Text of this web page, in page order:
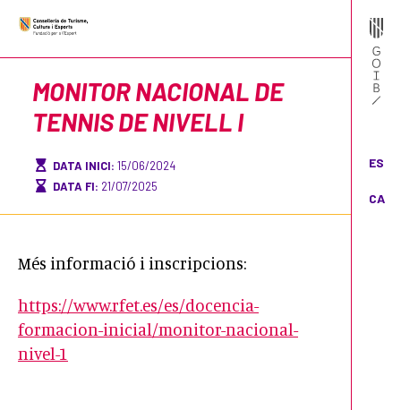
ES
CA
MONITOR NACIONAL DE
TENNIS DE NIVELL I
DATA INICI: 15/06/2024
DATA FI: 21/07/2025
Més informació i inscripcions:
https://www.rfet.es/es/docencia-
formacion-inicial/monitor-nacional-
nivel-1